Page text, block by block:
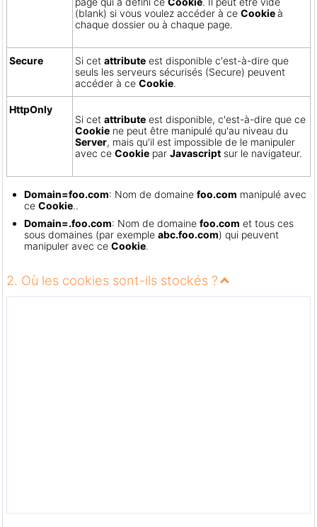
(blank) si vous voulez accéder à ce Cookieà
chaque dossier ou à chaque page.
Secure Si cet attribute est disponible c'est-à-dire que
seuls les serveurs sécurisés (Secure) peuvent
accéder à ce Cookie.
HttpOnly
Si cet attribute est disponible, c'est-à-dire que ce
Cookie ne peut être manipulé qu'au niveau du
Server, mais qu'il est impossible de le manipuler
avec ce Cookie par Javascript sur le navigateur.
Domain=foo.com: Nom de domaine foo.com manipulé avec
ce Cookie..
Domain=.foo.com: Nom de domaine foo.com et tous ces
sous domaines (par exemple abc.foo.com) qui peuvent
manipuler avec ce Cookie.
2. Où les cookies sont-ils stockés ?